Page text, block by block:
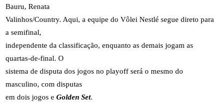
Bauru, Renata
Valinhos/Country. Aqui, a equipe do Vôlei Nestlé segue direto para
a semifinal,
independente da classificação, enquanto as demais jogam as
quartas-de-final. O
sistema de disputa dos jogos no playoff será o mesmo do
masculino, com disputas
em dois jogos eGolden Set.